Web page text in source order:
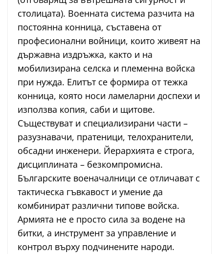
столицата). Военната система разчита на
постоянна конница, съставена от
професионални войници, които живеят на
държавна издръжка, както и на
мобилизирана селска и племенна войска
при нужда. Елитът се формира от тежка
конница, която носи ламеларни доспехи и
използва копия, саби и щитове.
Съществуват и специализирани части –
разузнавачи, пратеници, телохранители,
обсадни инженери. Йерархията е строга,
дисциплината – безкомпромисна.
Българските военачалници се отличават с
тактическа гъвкавост и умение да
комбинират различни типове войска.
Армията не е просто сила за водене на
битки, а инструмент за управление и
контрол върху подчинените народи.